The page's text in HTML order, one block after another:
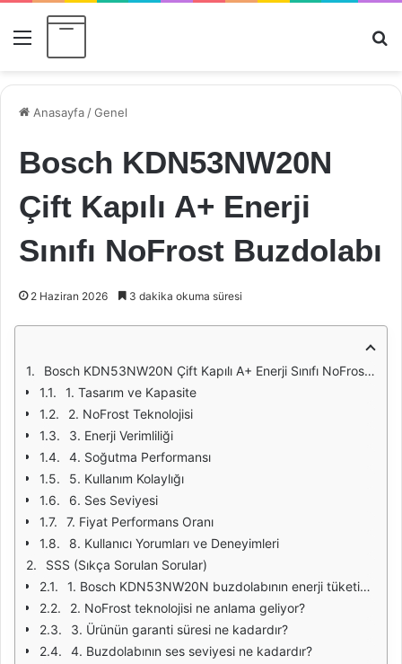
Menü
Anasayfa /Genel
Bosch KDN53NW20N
Çift Kapılı A+ Enerji
Sınıfı NoFrost Buzdolabı
2 Haziran 2026 3 dakika okuma süresi
Bosch KDN53NW20N Çift Kapılı A+ Enerji Sınıfı NoFrost Buzdolabı: Detaylı İnceleme
1. Tasarım ve Kapasite
2. NoFrost Teknolojisi
3. Enerji Verimliliği
4. Soğutma Performansı
5. Kullanım Kolaylığı
6. Ses Seviyesi
7. Fiyat Performans Oranı
8. Kullanıcı Yorumları ve Deneyimleri
SSS (Sıkça Sorulan Sorular)
1. Bosch KDN53NW20N buzdolabının enerji tüketimi ne kadardır?
2. NoFrost teknolojisi ne anlama geliyor?
3. Ürünün garanti süresi ne kadardır?
4. Buzdolabının ses seviyesi ne kadardır?